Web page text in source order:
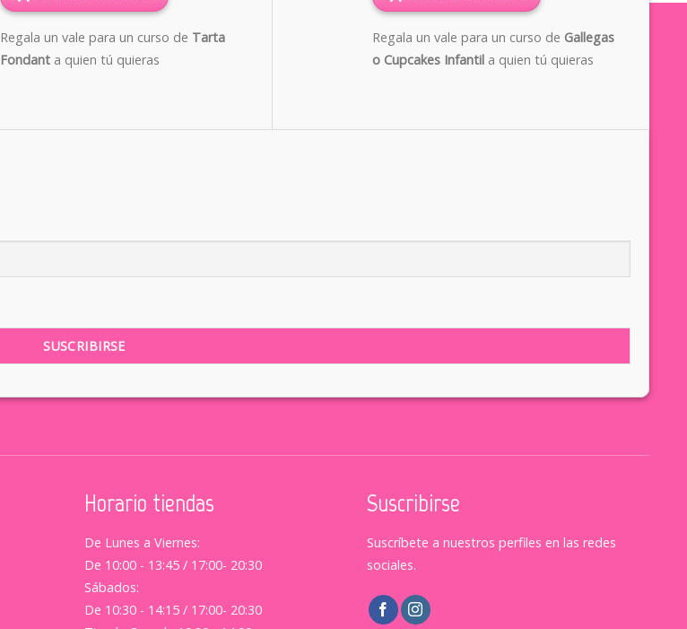
Regala un vale para un curso de Tarta
Fondant a quien tú quieras
Regala un vale para un curso de Gallegas
o Cupcakes Infantil a quien tú quieras
Horario tiendas
De Lunes a Viernes:
De 10:00 - 13:45 / 17:00- 20:30
Sábados:
De 10:30 - 14:15 / 17:00- 20:30
Suscribirse
Suscríbete a nuestros perfiles en las redes
sociales.